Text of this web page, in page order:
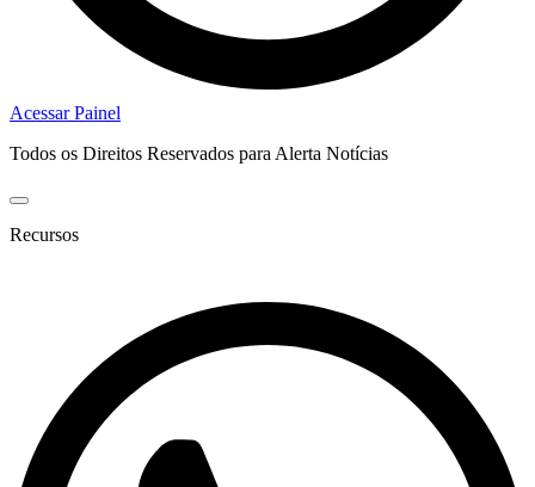
Acessar Painel
Todos os Direitos Reservados para Alerta Notícias
Recursos